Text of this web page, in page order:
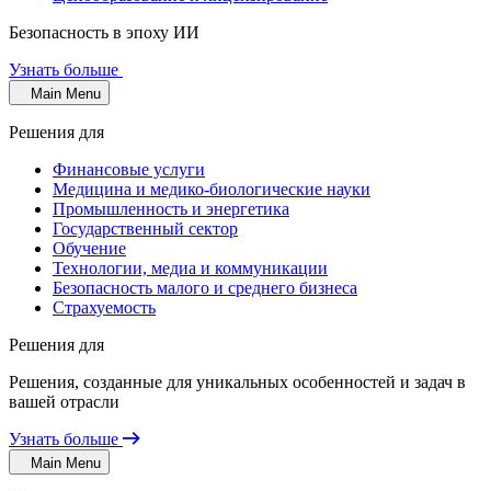
Безопасность в эпоху ИИ
Узнать больше
Main Menu
Решения для
Финансовые услуги
Медицина и медико-биологические науки
Промышленность и энергетика
Государственный сектор
Обучение
Технологии, медиа и коммуникации
Безопасность малого и среднего бизнеса
Страхуемость
Решения для
Решения, созданные для уникальных особенностей и задач в
вашей отрасли
Узнать больше
Main Menu